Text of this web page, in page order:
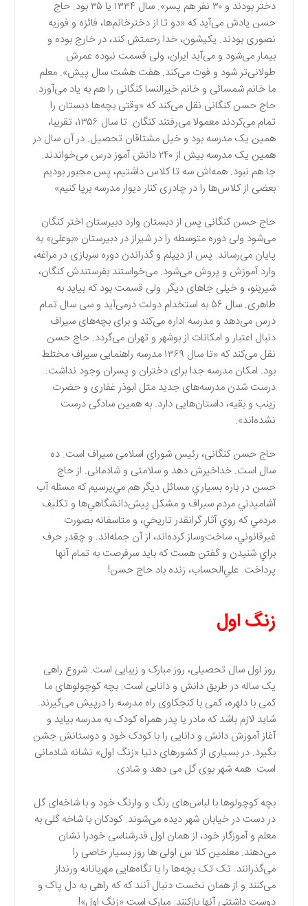
دختر بودند و ۳۰ نفر هم پسر». سال ۱۳۳۴ یا ۳۵ بود. حاج
حسن یادش می‌آید که «دو تا از دخترخانم‌ها، فائزه و فوزیه
نصوری بودند. یکیشون، خدا رحمتش کند، در خارج بوده و
بیمار می‌شود و می‌آید ایران، ولی قسمت نبوده عمرش
طولانی‌تر شود و فوت می‌کند. هفت هشت سال پیش». معلم
ما خانم شمسائی و خانم خیرالنسا کنگانی را هم به یاد می‌آورد.
حاج حسن کنگانی نقل می‌کند که «وقتی بچه‌ها دبستان را
تمام می‌کردند معمولا می‌رفتند کنگان. تا سال ۱۳۵۶، تقریبا،
همین یک مدرسه بود و خیل مشتاقان تحصیل. در آن سال در
همین یک مدرسه بیش از ۲۴۰ دانش آموز درس می‌خواندند.
جا هم نبود. همه‌اش سه تا کلاس داشتیم، پس مجبور بودیم
بعضی از کلاس‌ها را در چادری کنار دیوار مدرسه برپا کنیم»
حاج حسن کنگانی پس از دبستان وارد دبیرستان اختر کنگان
می‌شود ولی دوره متوسطه را در شیراز در دبیرستان «بوعلی» به
پایان می‌رساند. پس از دیپلم و گذراندن دوره سربازی در مراغه،
وارد آموزش و پروش می‌شود. می‌خواستند بفرستندش کنگان،
شیرینو، و خیلی جاهای دیگر. ولی قسمت بود که بیاید به
طاهری. سال ۵۶ به استخدام دولت درمی‌آید و سی سال تمام
درس می‌دهد و مدرسه اداره می‌کند و برای بچه‌های سیراف
دنبال اعتبار و امکانات از بوشهر و تهران می‌گردد. حاج حسن
نقل می‌کند که «تا سال ۱۳۶۹ مدرسه راهنمایی سیراف مختلط
بود. امکان مدرسه جدا برای دختران و پسران وجود نداشت.
درست شدن مدرسه‌های جدید مثل ابوذر غفاری و حضرت
زینب و بقیه، داستان‌هایی دارد. به همین سادگی درست
نشده‌اند».
حاج حسن کنگانی، رئیس شورای اسلامی سیراف است. ده
سال است. خداخیرش دهد و سلامتی و شادمانی. از حاج
حسن در باره بسياري مسائل ديگر هم مي‌پرسيم كه مسئله آب
آشاميدني مردم سيراف و مشكل پيش‌دانشگاهي‌ها و تكليف
مردمي كه روي آثار گرانقدر تاريخي، و متاسفانه بصورت
غيرقانوني، ساخت‌وساز كرده‌اند، از آن جمله‌اند. و چقدر حرف
براي شنيدن و گفتن هست كه بايد سرفرصت به تمام آنها
پرداخت. علي‌الحساب، زنده باد حاج حسن!
زنگ اول
روز اول سال تحصیلی، روز مبارک و زیبایی است. شروع راهی
یک ساله در طریق دانش و دانایی است. بچه کوچولوهای ما
کمی با دلهره، کمی با کنجکاوی راه مدرسه را درپیش می‌گیرند.
شاید لازم باشد که مادر یا پدر همراه کودک به مدرسه بیاید و
آغاز آموزش دانش و دانایی را با کودک خود و دوستانش جشن
بگیرد. در بسیاری از کشورهای دنیا «زنگ اول» نشانه شادمانی
است. همه شهر بوی گل می دهد و شادی.
بچه کوچولو‌ها با لباس‌های رنگ و وارنگ خود و با شاخه‌ای گل
در دست در خیابان شهر دیده می‌شوند. کودکان با شاخه گلی به
معلم و آموزگار خود، از همان اول قدرشناسی خودرا نشان
می‌دهند. معلمین کلا س اولی ها روز بسیار خاصی را
می‌گذرانند. تک تک بچه‌ها را با نگاه‌هایی مهربانانه ورنداز
می‌کنند و از همان نخست دنبال آنند که که راهی به دل پاک و
دوست داشتنی آنها بازکنند. مبارک است «زنگ اول»!